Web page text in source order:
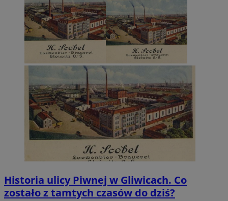
Historia ulicy Piwnej w Gliwicach. Co
zostało z tamtych czasów do dziś?